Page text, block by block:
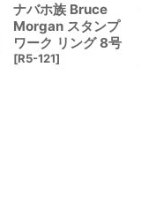
ナバホ族 Bruce
Morgan スタンプ
ワーク リング 8号
[R5-121]